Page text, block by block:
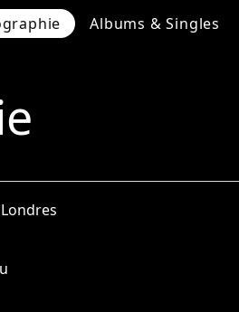
Albums & Singles